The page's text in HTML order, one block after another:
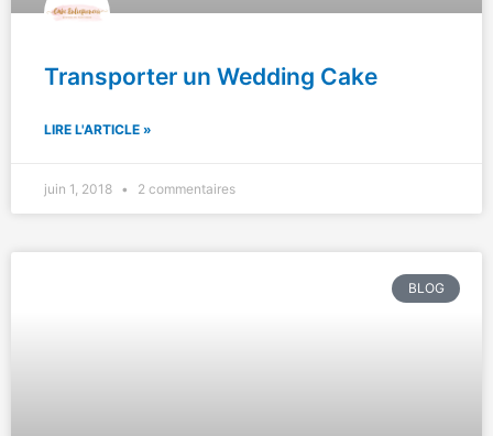
Transporter un Wedding Cake
LIRE L'ARTICLE »
juin 1, 2018 2 commentaires
BLOG